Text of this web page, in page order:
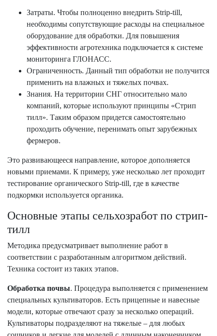
Затраты. Чтобы полноценно внедрить Strip-till,
необходимы сопутствующие расходы на специальное
оборудование для обработки. Для повышения
эффективности агротехника подключается к системе
мониторинга ГЛОНАСС.
Ограниченность. Данный тип обработки не получится
применить на влажных и тяжелых почвах.
Знания. На территории СНГ относительно мало
компаний, которые используют принципы «Стрип
тилл». Таким образом придется самостоятельно
проходить обучение, перенимать опыт зарубежных
фермеров.
Это развивающееся направление, которое дополняется
новыми приемами. К примеру, уже несколько лет проходит
тестирование органического Strip-till, где в качестве
подкормки используется органика.
Основные этапы сельхозработ по стрип-
тилл
Методика предусматривает выполнение работ в
соответствии с разработанным алгоритмом действий.
Техника состоит из таких этапов.
Обработка почвы. Процедура выполняется с применением
специальных культиваторов. Есть прицепные и навесные
модели, которые отвечают сразу за несколько операций.
Культиваторы подразделяют на тяжелые – для любых